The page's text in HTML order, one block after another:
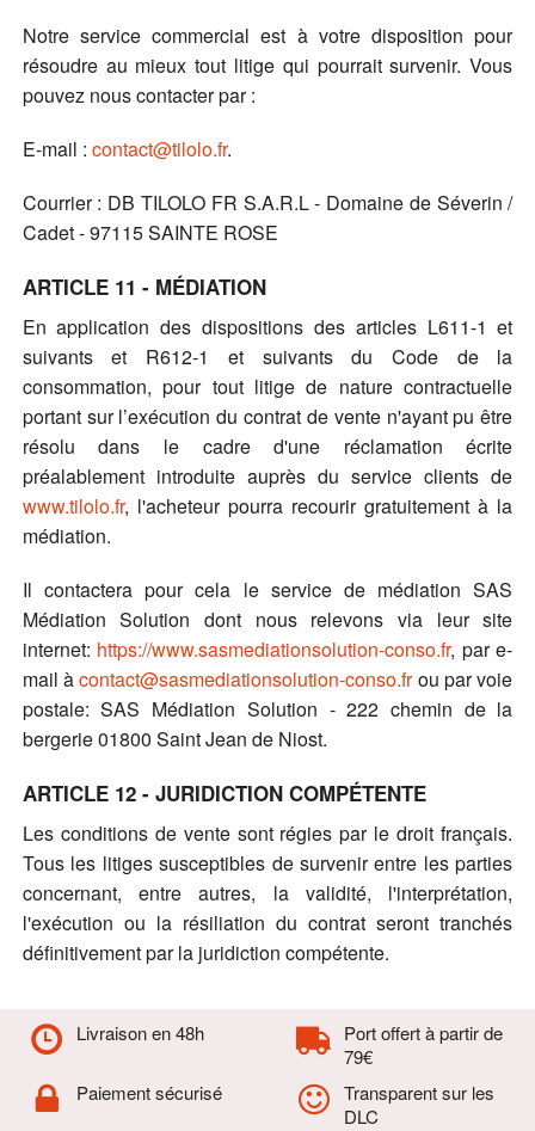
Notre service commercial est à votre disposition pour
résoudre au mieux tout litige qui pourrait survenir. Vous
pouvez nous contacter par :
E-mail : contact@tilolo.fr.
Courrier : DB TILOLO FR S.A.R.L - Domaine de Séverin /
Cadet - 97115 SAINTE ROSE
ARTICLE 11 - MÉDIATION
En application des dispositions des articles L611-1 et
suivants et R612-1 et suivants du Code de la
consommation, pour tout litige de nature contractuelle
portant sur l’exécution du contrat de vente n'ayant pu être
résolu dans le cadre d'une réclamation écrite
préalablement introduite auprès du service clients de
www.tilolo.fr, l'acheteur pourra recourir gratuitement à la
médiation.
Il contactera pour cela le service de médiation SAS
Médiation Solution dont nous relevons via leur site
internet: https://www.sasmediationsolution-conso.fr, par e-
mail àcontact@sasmediationsolution-conso.frou par voie
postale: SAS Médiation Solution - 222 chemin de la
bergerie 01800 Saint Jean de Niost.
ARTICLE 12 - JURIDICTION COMPÉTENTE
Les conditions de vente sont régies par le droit français.
Tous les litiges susceptibles de survenir entre les parties
concernant, entre autres, la validité, l'interprétation,
l'exécution ou la résiliation du contrat seront tranchés
définitivement par la juridiction compétente.
Livraison en 48h
Port offert à partir de
79€
Paiement sécurisé
Transparent sur les
DLC